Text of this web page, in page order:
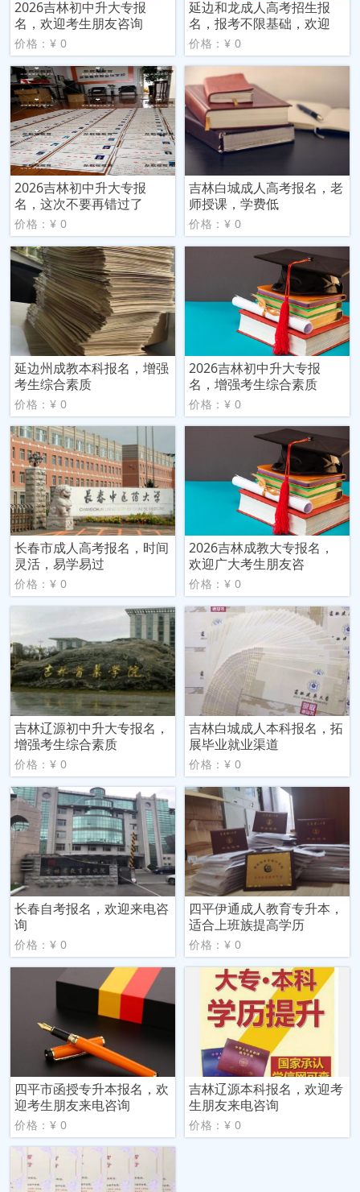
2026吉林初中升大专报
名，欢迎考生朋友咨询
价格：¥ 0
延边和龙成人高考招生报
名，报考不限基础，欢迎
价格：¥ 0
2026吉林初中升大专报
名，这次不要再错过了
价格：¥ 0
吉林白城成人高考报名，老
师授课，学费低
价格：¥ 0
延边州成教本科报名，增强
考生综合素质
价格：¥ 0
2026吉林初中升大专报
名，增强考生综合素质
价格：¥ 0
长春市成人高考报名，时间
灵活，易学易过
价格：¥ 0
2026吉林成教大专报名，
欢迎广大考生朋友咨
价格：¥ 0
吉林辽源初中升大专报名，
增强考生综合素质
价格：¥ 0
吉林白城成人本科报名，拓
展毕业就业渠道
价格：¥ 0
长春自考报名，欢迎来电咨
询
价格：¥ 0
四平伊通成人教育专升本，
适合上班族提高学历
价格：¥ 0
四平市函授专升本报名，欢
迎考生朋友来电咨询
价格：¥ 0
吉林辽源本科报名，欢迎考
生朋友来电咨询
价格：¥ 0